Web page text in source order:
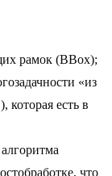
рамок (BBox);
«из
есть в
что